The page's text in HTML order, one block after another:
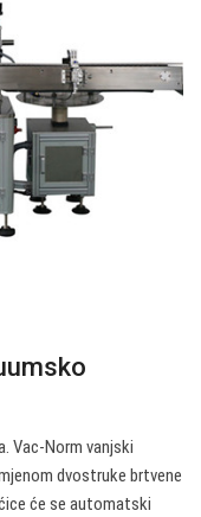
Vac-Norm vanjski
dvostruke brtvene
će se automatski